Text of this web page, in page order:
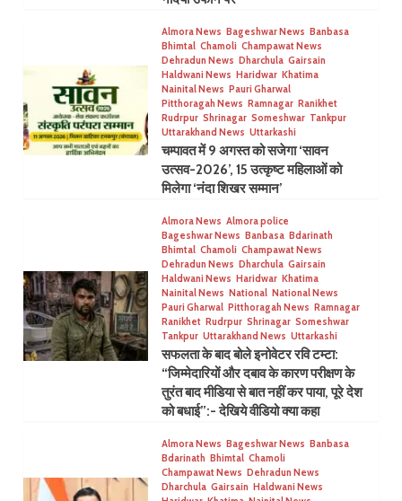
Almora News Bageshwar News Banbasa
Bhimtal Chamoli Champawat News
Dehradun News Dharchula Gairsain
Haldwani News Haridwar Khatima
Nainital News Pauri Gharwal
Pitthoragah News Ramnagar Ranikhet
Rudrpur Shrinagar Someshwar Tankpur
Uttarakhand News Uttarkashi
चम्पावत में 9 अगस्त को सजेगा ‘सावन
उत्सव-2026’, 15 उत्कृष्ट महिलाओं को
मिलेगा ‘नंदा शिखर सम्मान’
Almora News Almora police
Bageshwar News Banbasa Bdarinath
Bhimtal Chamoli Champawat News
Dehradun News Dharchula Gairsain
Haldwani News Haridwar Khatima
Nainital News National National News
Pauri Gharwal Pitthoragah News Ramnagar
Ranikhet Rudrpur Shrinagar Someshwar
Tankpur Uttarakhand News Uttarkashi
सफलता के बाद बोले इनोवेटर रवि टम्टा:
“जिम्मेदारियों और दबाव के कारण परीक्षण के
तुरंत बाद मीडिया से बात नहीं कर पाया, पूरे देश
को बधाई”:- देखिये वीडियो क्या कहा
Almora News Bageshwar News Banbasa
Bdarinath Bhimtal Chamoli
Champawat News Dehradun News
Dharchula Gairsain Haldwani News